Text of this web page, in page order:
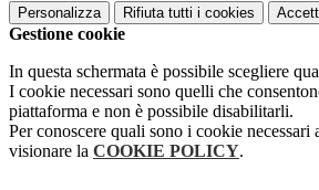
Personalizza Rifiuta tutti i cookies
Gestione cookie
In questa schermata è possibile scegliere
I cookie necessari sono quelli che
piattaforma e non è possibile disabilitarli.
Per conoscere quali sono i cookie necessari
visionare la COOKIE POLICY.